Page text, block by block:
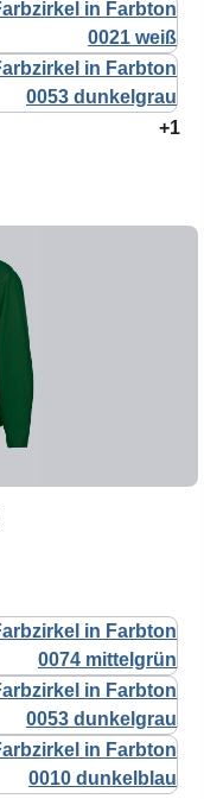
+1